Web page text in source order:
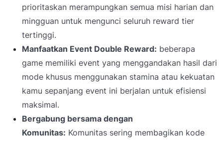
prioritaskan merampungkan semua misi harian dan
mingguan untuk mengunci seluruh reward tier
tertinggi.
Manfaatkan Event Double Reward: beberapa
game memiliki event yang menggandakan hasil dari
mode khusus menggunakan stamina atau kekuatan
kamu sepanjang event ini berjalan untuk efisiensi
maksimal.
Bergabung bersama dengan
Komunitas: Komunitas sering membagikan kode